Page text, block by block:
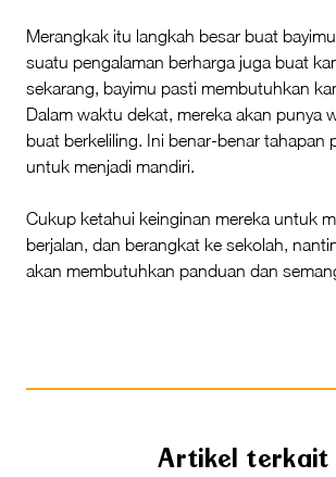
Merangkak itu langkah besar buat
suatu pengalaman berharga juga buat
sekarang, bayimu pasti membutuhkan
Dalam waktu dekat, mereka akan punya
buat berkeliling. Ini benar-benar tahapan
untuk menjadi mandiri.
Cukup ketahui keinginan mereka untuk
berjalan, dan berangkat ke sekolah,
akan membutuhkan panduan dan
Artikel terkait